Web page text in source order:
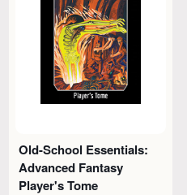
Old-School Essentials:
Advanced Fantasy
Player's Tome